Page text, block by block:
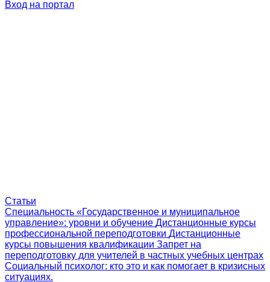
Вход на портал
Статьи
Специальность «Государственное и муниципальное
управление»: уровни и обучение Дистанционные курсы
профессиональной переподготовки Дистанционные
курсы повышения квалификации Запрет на
переподготовку для учителей в частных учебных центрах
Социальный психолог: кто это и как помогает в кризисных
ситуациях.